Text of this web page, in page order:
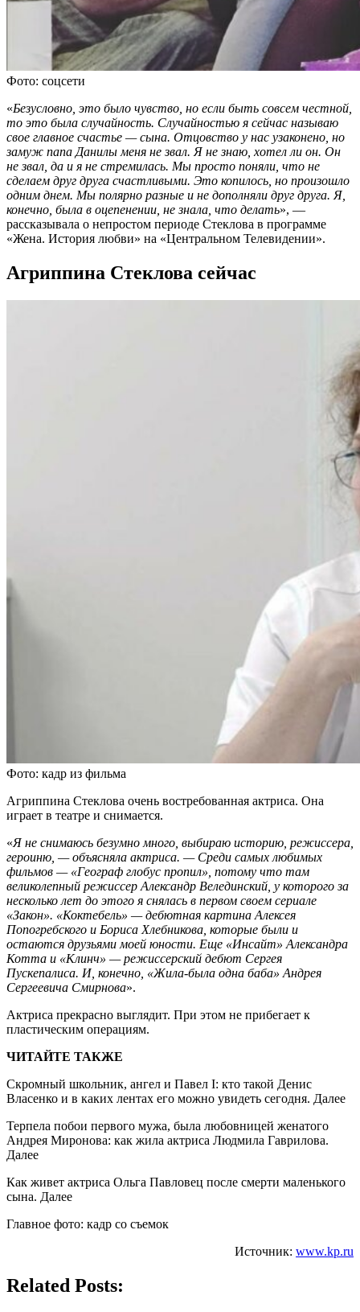
Фото: соцсети
«Безусловно, это было чувство, но если быть совсем честной,
то это была случайность. Случайностью я сейчас называю
свое главное счастье — сына. Отцовство у нас узаконено, но
замуж папа Данилы меня не звал. Я не знаю, хотел ли он. Он
не звал, да и я не стремилась. Мы просто поняли, что не
сделаем друг друга счастливыми. Это копилось, но произошло
одним днем. Мы полярно разные и не дополняли друг друга. Я,
конечно, была в оцепенении, не знала, что делать», —
рассказывала о непростом периоде Стеклова в программе
«Жена. История любви» на «Центральном Телевидении».
Агриппина Стеклова сейчас
Фото: кадр из фильма
Агриппина Стеклова очень востребованная актриса. Она
играет в театре и снимается.
«Я не снимаюсь безумно много, выбираю историю, режиссера,
героиню, — объясняла актриса. — Среди самых любимых
фильмов — «Географ глобус пропил», потому что там
великолепный режиссер Александр Велединский, у которого за
несколько лет до этого я снялась в первом своем сериале
«Закон». «Коктебель» — дебютная картина Алексея
Попогребского и Бориса Хлебникова, которые были и
остаются друзьями моей юности. Еще «Инсайт» Александра
Котта и «Клинч» — режиссерский дебют Сергея
Пускепалиса. И, конечно, «Жила-была одна баба» Андрея
Сергеевича Смирнова».
Актриса прекрасно выглядит. При этом не прибегает к
пластическим операциям.
ЧИТАЙТЕ ТАКЖЕ
Скромный школьник, ангел и Павел I: кто такой Денис
Власенко и в каких лентах его можно увидеть сегодня. Далее
Терпела побои первого мужа, была любовницей женатого
Андрея Миронова: как жила актриса Людмила Гаврилова.
Далее
Как живет актриса Ольга Павловец после смерти маленького
сына. Далее
Главное фото: кадр со съемок
Источник: www.kp.ru
Related Posts: